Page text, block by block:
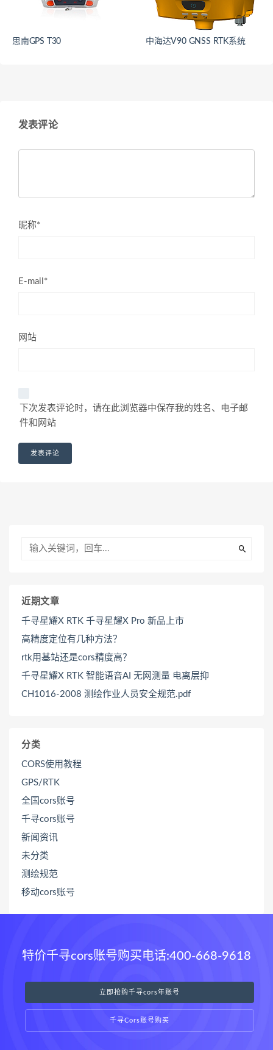
思南GPS T30 中海达V90 GNSS RTK系统
发表评论
昵称*
E-mail*
网站
下次发表评论时，请在此浏览器中保存我的姓名、电子邮
件和网站
近期文章
千寻星耀X RTK 千寻星耀X Pro 新品上市
高精度定位有几种方法？
rtk用基站还是cors精度高？
千寻星耀X RTK 智能语音AI 无网测量 电离层抑
CH1016-2008 测绘作业人员安全规范.pdf
分类
CORS使用教程
GPS/RTK
全国cors账号
千寻cors账号
新闻资讯
未分类
测绘规范
移动cors账号
特价千寻cors账号购买电话:400-668-9618
立即抢购千寻cors年账号
千寻Cors账号购买